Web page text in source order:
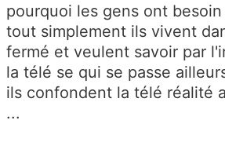
pourquoi les gens ont
tout simplement ils vivent
fermé et veulent savoir par
la télé se qui se passe
ils confondent la télé réalité
...